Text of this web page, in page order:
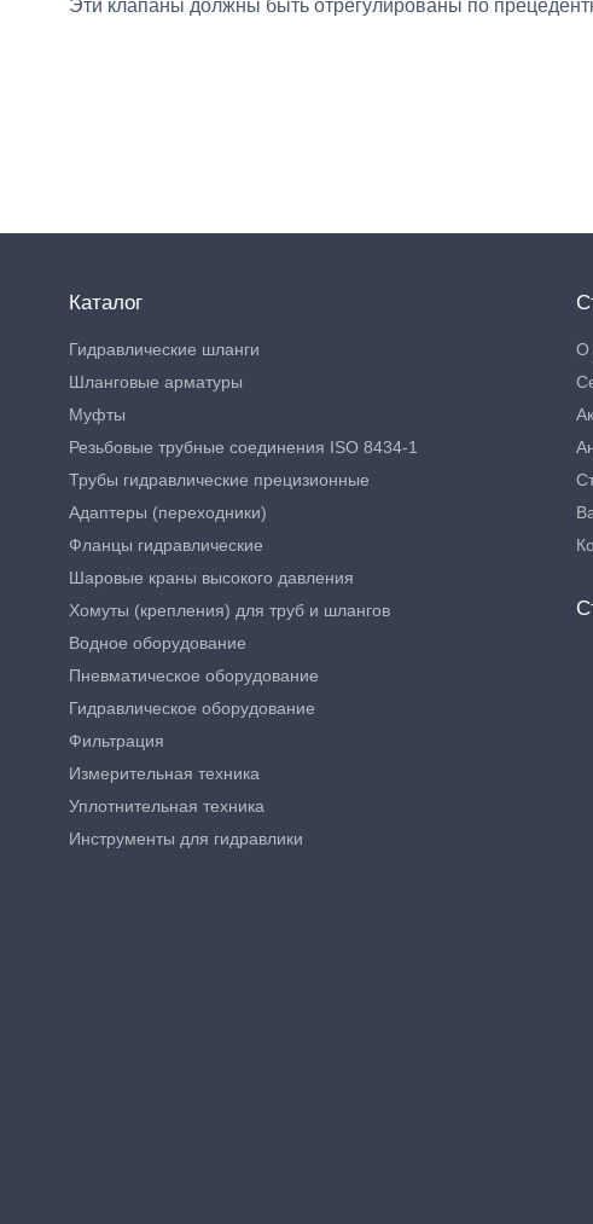
Эти клапаны должны быть отрегулированы по
Каталог
Гидравлические шланги
Шланговые арматуры
Муфты
Резьбовые трубные соединения ISO 8434-1
Трубы гидравлические прецизионные
Адаптеры (переходники)
Фланцы гидравлические
Шаровые краны высокого давления
Хомуты (крепления) для труб и шлангов
Водное оборудование
Пневматическое оборудование
Гидравлическое оборудование
Фильтрация
Измерительная техника
Уплотнительная техника
Инструменты для гидравлики
О